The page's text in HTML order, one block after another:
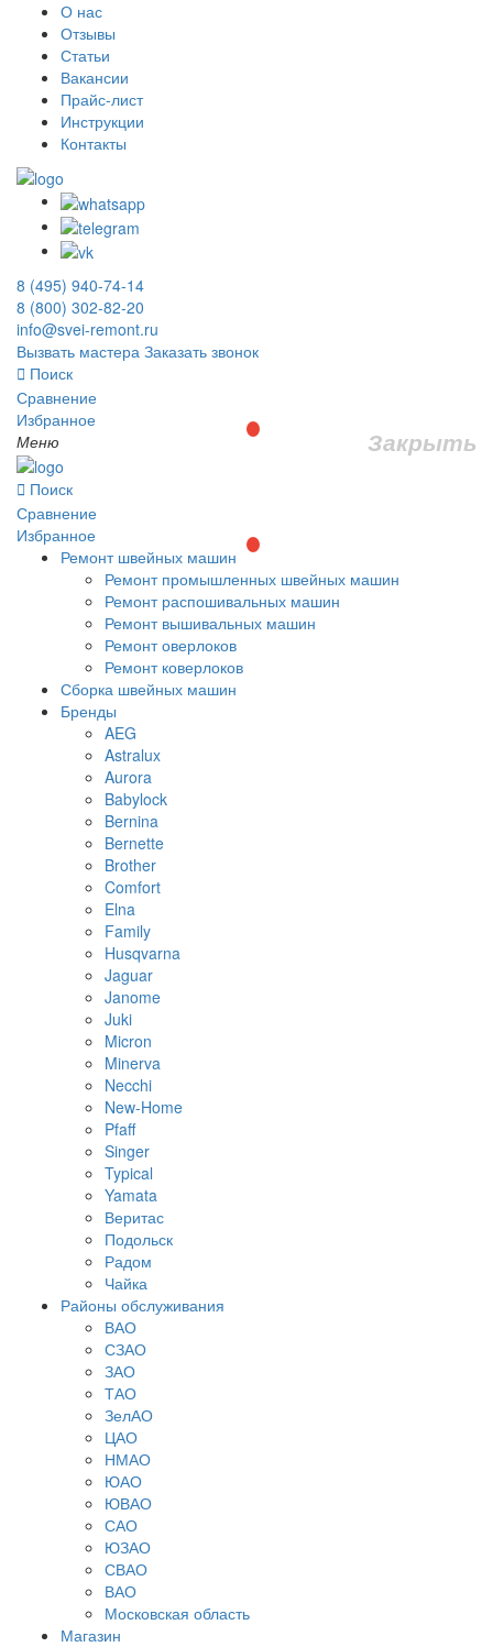
О нас
Отзывы
Статьи
Вакансии
Прайс-лист
Инструкции
Контакты
8 (495) 940-74-14
8 (800) 302-82-20
info@svei-remont.ru
Вызвать мастера Заказать звонок
Поиск
Сравнение
Избранное
Меню
Закрыть
Поиск
Сравнение
Избранное
Ремонт швейных машин
Ремонт промышленных швейных машин
Ремонт распошивальных машин
Ремонт вышивальных машин
Ремонт оверлоков
Ремонт коверлоков
Сборка швейных машин
Бренды
AEG
Astralux
Aurora
Babylock
Bernina
Bernette
Brother
Comfort
Elna
Family
Husqvarna
Jaguar
Janome
Juki
Micron
Minerva
Necchi
New-Home
Pfaff
Singer
Typical
Yamata
Веритас
Подольск
Радом
Чайка
Районы обслуживания
ВАО
СЗАО
ЗАО
ТАО
ЗелАО
ЦАО
НМАО
ЮАО
ЮВАО
САО
ЮЗАО
СВАО
ВАО
Московская область
Магазин